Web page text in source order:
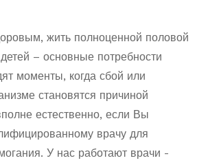
жить полноценной половой
– основные потребности
моменты, когда сбой или
становятся причиной
естественно, если Вы
врачу для
У нас работают врачи -